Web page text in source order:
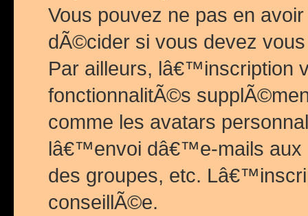
Vous pouvez ne pas en
dÃ©cider si vous devez
Par ailleurs, lâ€™inscription
fonctionnalitÃ©s
comme les avatars
lâ€™envoi dâ€™e-mails
des groupes, etc.
conseillÃ©e.